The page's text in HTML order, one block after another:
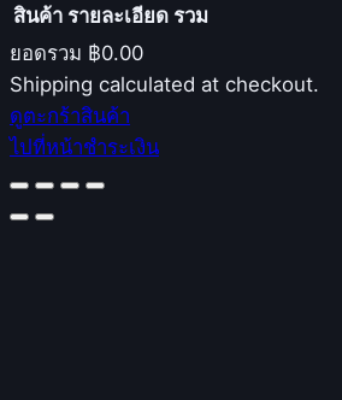
Products
in
cart
สินค้า รายละเอียด รวม
ยอดรวม ฿0.00
Shipping calculated at checkout.
ดูตะกร้าสินค้า
ไปที่หน้าชำระเงิน